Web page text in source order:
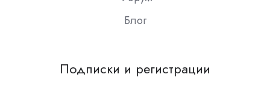
Блог
Подписки и регистрации